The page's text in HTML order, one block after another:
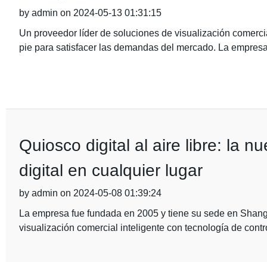
by admin on 2024-05-13 01:31:15
Un proveedor líder de soluciones de visualización
pie para satisfacer las demandas del mercado. La
Quiosco digital al aire libre: la
digital en cualquier lugar
by admin on 2024-05-08 01:39:24
La empresa fue fundada en 2005 y tiene su sede en
visualización comercial inteligente con tecnología de